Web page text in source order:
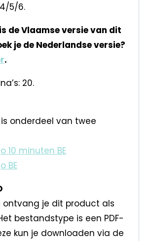
5/6.
is de Vlaamse versie van dit
je de Nederlandse versie?
.
20.
onderdeel van twee
10 minuten BE
BE
ontvang je dit product als
bestandstype is een PDF-
kun je downloaden via de